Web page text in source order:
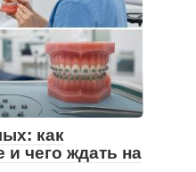
как
и чего ждать на